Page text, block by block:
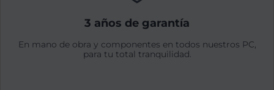
3 años de garantía
En mano de obra y componentes en todos nuestros PC,
para tu total tranquilidad.